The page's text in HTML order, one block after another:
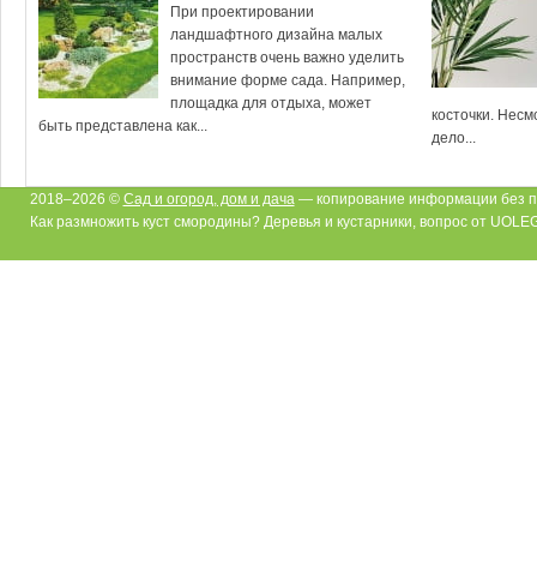
При проектировании
ландшафтного дизайна малых
пространств очень важно уделить
внимание форме сада. Например,
площадка для отдыха, может
быть представлена как...
косточки.
дело...
2018–2026 © Сад и огород, дом и дача — копирование информации без
Как размножить куст смородины? Деревья и кустарники, вопрос от